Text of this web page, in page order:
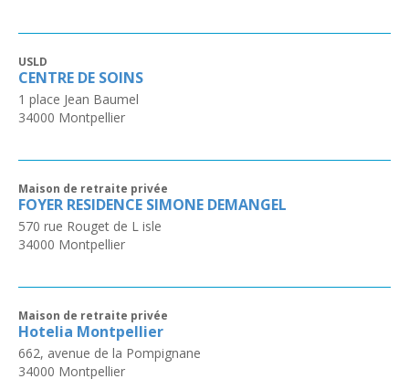
USLD
CENTRE DE SOINS
1 place Jean Baumel
34000 Montpellier
Maison de retraite privée
FOYER RESIDENCE SIMONE DEMANGEL
570 rue Rouget de L isle
34000 Montpellier
Maison de retraite privée
Hotelia Montpellier
662, avenue de la Pompignane
34000 Montpellier